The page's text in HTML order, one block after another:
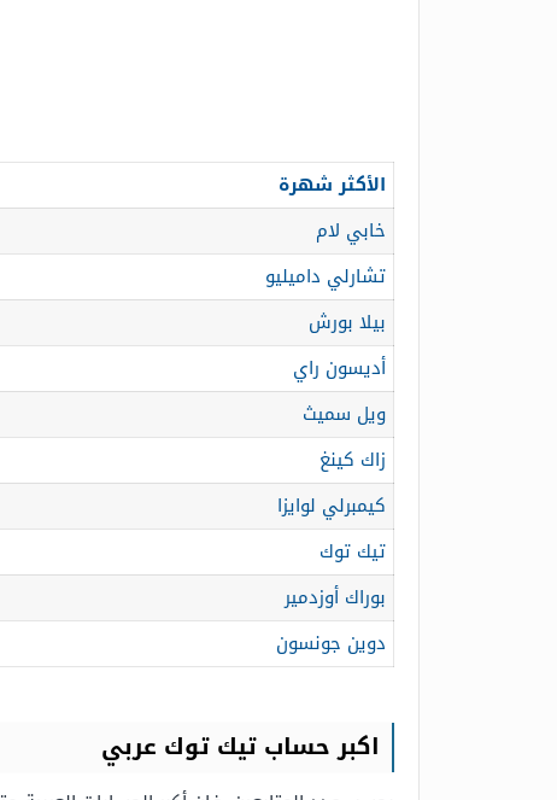
الأكثر شهرة
خابي لام
تشارلي داميليو
بيلا بورش
أديسون راي
ويل سميث
زاك كينغ
كيمبرلي لوايزا
تيك توك
بوراك أوزدمير
دوين جونسون
اكبر حسابتيك توك عربي